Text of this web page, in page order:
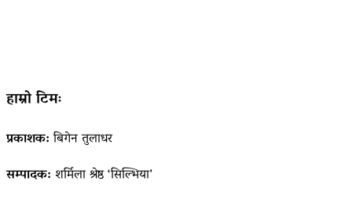
हाम्रो टिमः
प्रकाशक:बिगेन तुलाधर
सम्पादक: शर्मिला श्रेष्ठ ‘सिल्भिया’